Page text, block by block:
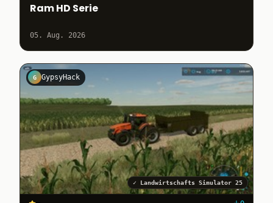
Ram HD Serie
05. Aug. 2026
G GypsyHack
✓ Landwirtschafts Simulator 25